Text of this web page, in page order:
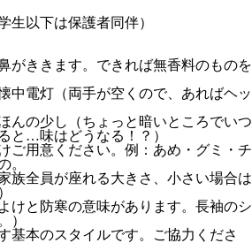
以下は保護者同伴）
がききます。できれば無香料のものを
中電灯（両手が空くので、あればヘッ
んの少し（ちょっと暗いところでいつ
と…味はどうなる！？）
ご用意ください。例：あめ・グミ・チ
。
族全員が座れる大きさ、小さい場合は
けと防寒の意味があります。長袖のシ
）
基本のスタイルです。ご協力くださ